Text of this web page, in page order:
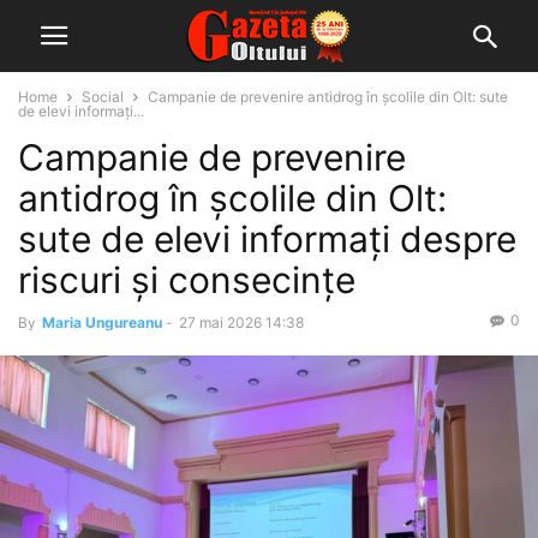
Home Social
Campanie de prevenire antidrog în școlile din Olt: sute
de elevi informați...
Campanie de prevenire
antidrog în școlile din Olt:
sute de elevi informați despre
riscuri și consecințe
By Maria Ungureanu - 27 mai 2026 14:38 0